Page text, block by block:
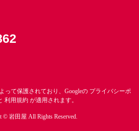
って保護されており、Googleの プライバシーポ
利用規約 が適用されます。
©岩田屋 All Rights Reserved.